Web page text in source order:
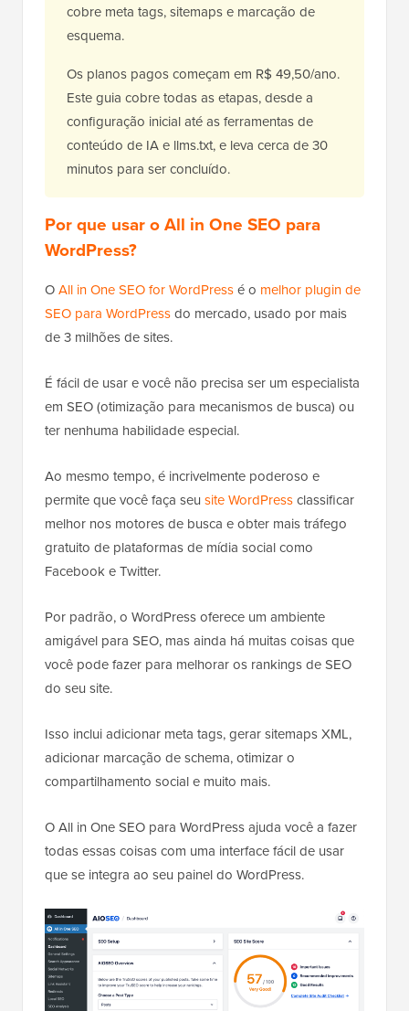
cobre meta tags, sitemaps e marcação de
esquema.
Os planos pagos começam em R$ 49,50/ano.
Este guia cobre todas as etapas, desde a
configuração inicial até as ferramentas de
conteúdo de IA e llms.txt, e leva cerca de 30
minutos para ser concluído.
Por que usar o All in One SEO para
WordPress?
OAll in One SEO for WordPressé o melhor plugin de
SEO para WordPressdo mercado, usado por mais
de 3 milhões de sites.
É fácil de usar e você não precisa ser um especialista
em SEO (otimização para mecanismos de busca) ou
ter nenhuma habilidade especial.
Ao mesmo tempo, é incrivelmente poderoso e
permite que você faça seu site WordPressclassificar
melhor nos motores de busca e obter mais tráfego
gratuito de plataformas de mídia social como
Facebook e Twitter.
Por padrão, o WordPress oferece um ambiente
amigável para SEO, mas ainda há muitas coisas que
você pode fazer para melhorar os rankings de SEO
do seu site.
Isso inclui adicionar meta tags, gerar sitemaps XML,
adicionar marcação de schema, otimizar o
compartilhamento social e muito mais.
O All in One SEO para WordPress ajuda você a fazer
todas essas coisas com uma interface fácil de usar
que se integra ao seu painel do WordPress.